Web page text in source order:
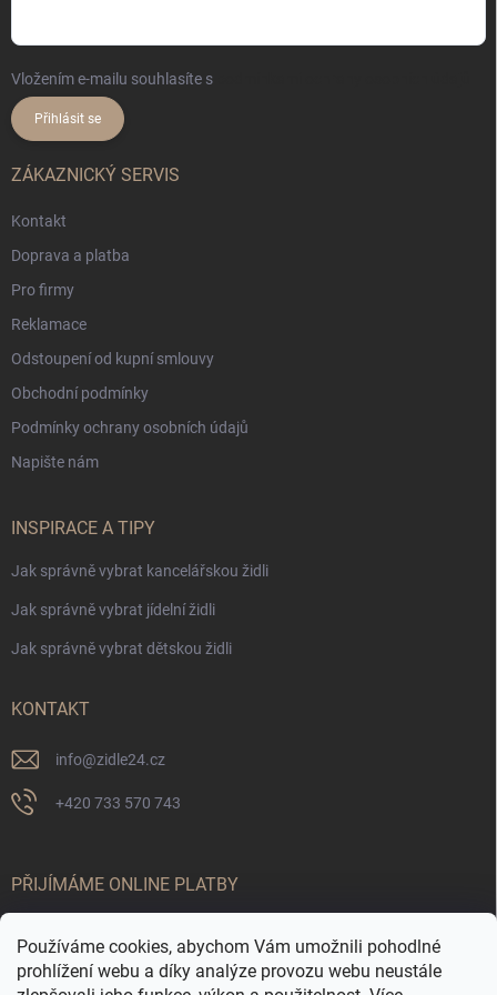
Používáme cookies, abychom Vám umožnili pohodlné
prohlížení webu a díky analýze provozu webu neustále
Vložením e-mailu souhlasíte s
Přihlásit se
ZÁKAZNICKÝ SERVIS
Kontakt
Doprava a platba
Pro firmy
Reklamace
Odstoupení od kupní smlouvy
Obchodní podmínky
Podmínky ochrany osobních údajů
Napište nám
INSPIRACE A TIPY
Jak správně vybrat kancelářskou židli
Jak správně vybrat jídelní židli
Jak správně vybrat dětskou židli
KONTAKT
info@zidle24.cz
+420 733 570 743
PŘIJÍMÁME ONLINE PLATBY